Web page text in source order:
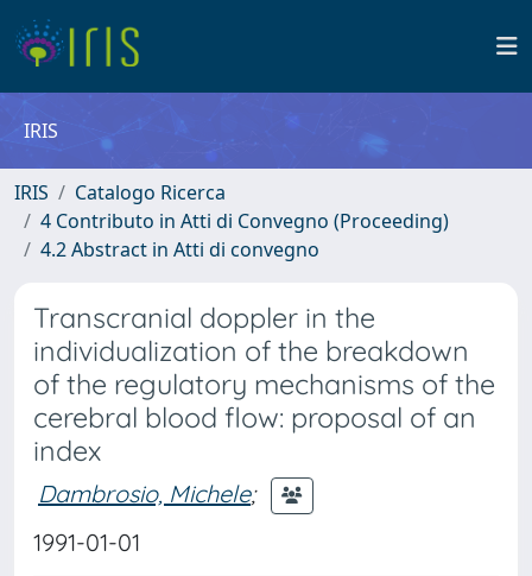
IRIS
IRIS
Catalogo Ricerca
4 Contributo in Atti di Convegno (Proceeding)
4.2 Abstract in Atti di convegno
Transcranial doppler in the
individualization of the breakdown
of the regulatory mechanisms of the
cerebral blood flow: proposal of an
index
Dambrosio, Michele;
1991-01-01